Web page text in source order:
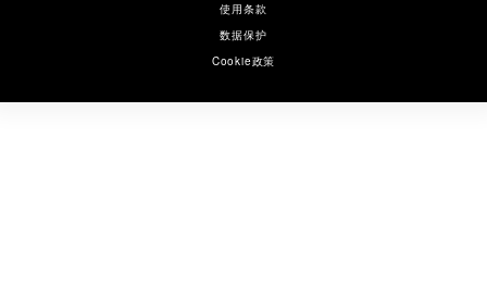
使用条款
数据保护
Cookie政策